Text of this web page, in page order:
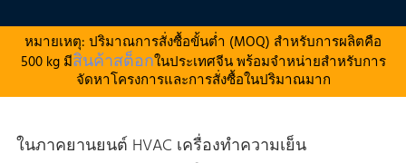
หมายเหตุ: ปริมาณการสั่งซื้อขั้นต่ำ (MOQ) สำหรับการผลิตคือ
500 kg มีสินค้าสต็อกในประเทศจีน พร้อมจำหน่ายสำหรับการ
จัดหาโครงการและการสั่งซื้อในปริมาณมาก
ในภาคยานยนต์ HVAC เครื่องทําความเย็น